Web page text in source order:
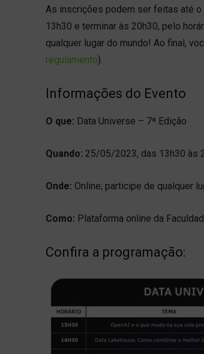
As inscrições podem ser feitas até o
13h30 e terminar às 20h30, pelo
qualquer lugar do mundo! Ao final,
regulamento).
Informações do Evento
O que: Data Universe – 7ª Edição
Quando: 25/05/2023, das 13h30 às
Onde: Online; participe de qualquer
Como: Plataforma online da
Confira a programação: